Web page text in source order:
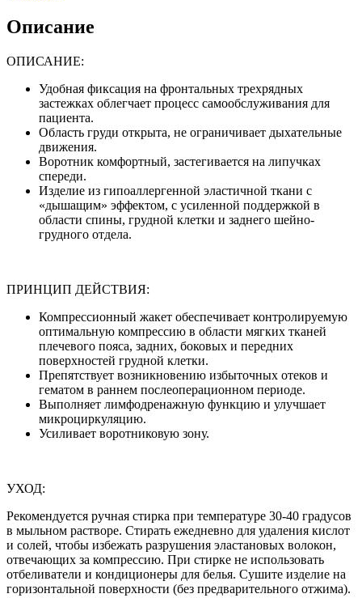
Описание
ОПИСАНИЕ:
Удобная фиксация на фронтальных трехрядных
застежках облегчает процесс самообслуживания для
пациента.
Область груди открыта, не ограничивает дыхательные
движения.
Воротник комфортный, застегивается на липучках
спереди.
Изделие из гипоаллергенной эластичной ткани с
«дышащим» эффектом, с усиленной поддержкой в
области спины, грудной клетки и заднего шейно-
грудного отдела.
ПРИНЦИП ДЕЙСТВИЯ:
Компрессионный жакет обеспечивает контролируемую
оптимальную компрессию в области мягких тканей
плечевого пояса, задних, боковых и передних
поверхностей грудной клетки.
Препятствует возникновению избыточных отеков и
гематом в раннем послеоперационном периоде.
Выполняет лимфодренажную функцию и улучшает
микроциркуляцию.
Усиливает воротниковую зону.
УХОД:
Рекомендуется ручная стирка при температуре 30-40 градусов
в мыльном растворе. Стирать ежедневно для удаления кислот
и солей, чтобы избежать разрушения эластановых волокон,
отвечающих за компрессию. При стирке не использовать
отбеливатели и кондиционеры для белья. Сушите изделие на
горизонтальной поверхности (без предварительного отжима).